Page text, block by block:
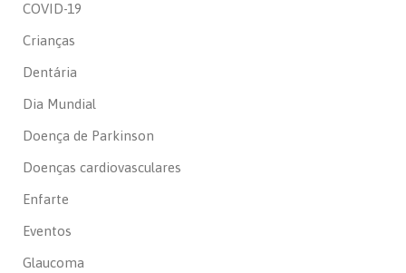
COVID-19
Crianças
Dentária
Dia Mundial
Doença de Parkinson
Doenças cardiovasculares
Enfarte
Eventos
Glaucoma